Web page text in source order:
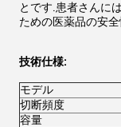
とです.患者さんに
ための医薬品の安
技術仕様:
モデル
切断頻度
容量